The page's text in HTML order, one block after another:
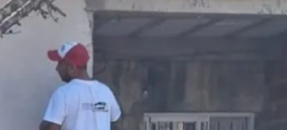
metro cuadrado es de 3,2 millones de
cuadrados. Dividido por los 24